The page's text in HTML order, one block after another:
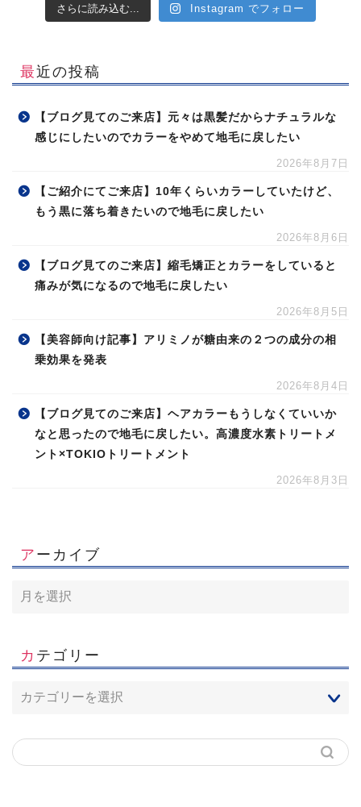
さらに読み込む... Instagram でフォロー
最近の投稿
【ブログ見てのご来店】元々は黒髪だからナチュラルな
感じにしたいのでカラーをやめて地毛に戻したい
2026年8月7日
【ご紹介にてご来店】10年くらいカラーしていたけど、
もう黒に落ち着きたいので地毛に戻したい
2026年8月6日
【ブログ見てのご来店】縮毛矯正とカラーをしていると
痛みが気になるので地毛に戻したい
2026年8月5日
【美容師向け記事】アリミノが糖由来の２つの成分の相
乗効果を発表
2026年8月4日
【ブログ見てのご来店】ヘアカラーもうしなくていいか
なと思ったので地毛に戻したい。高濃度水素トリートメ
ント×TOKIOトリートメント
2026年8月3日
アーカイブ
カテゴリー